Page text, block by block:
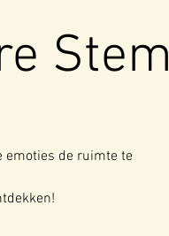
Stem
emoties de ruimte te